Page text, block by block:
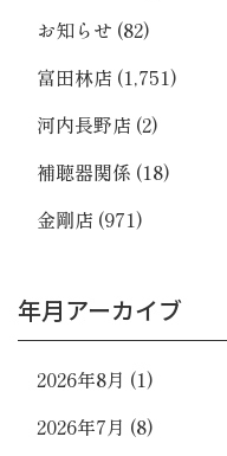
お知らせ (82)
富田林店 (1,751)
河内長野店 (2)
補聴器関係 (18)
金剛店 (971)
年月アーカイブ
2026年8月 (1)
2026年7月 (8)